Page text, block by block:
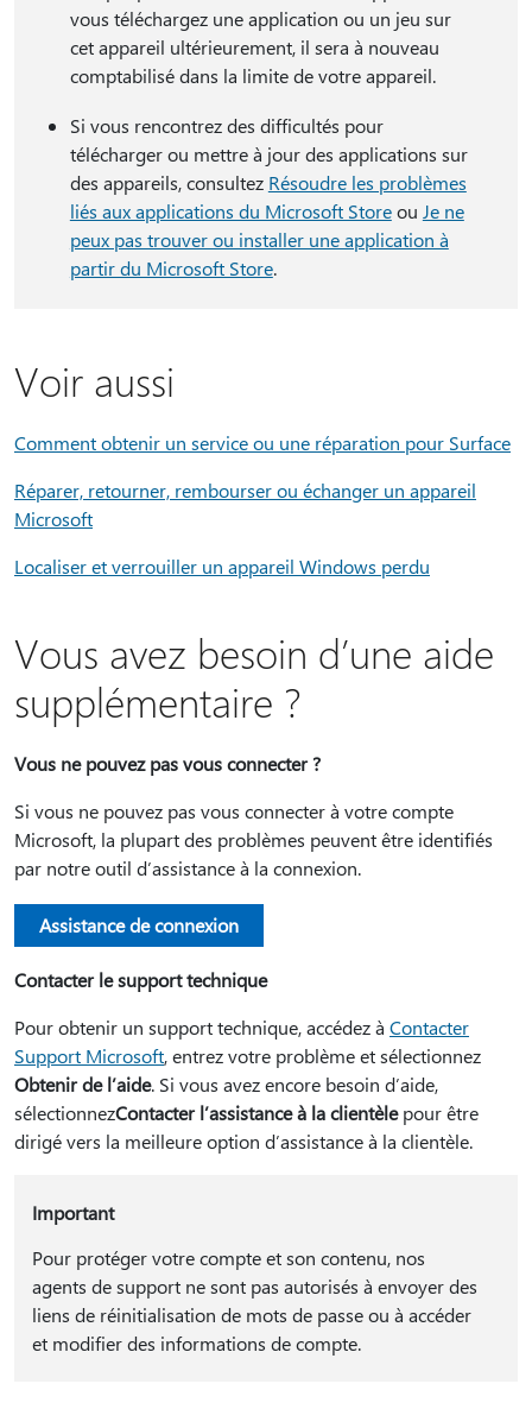
vous téléchargez une application ou un jeu sur
cet appareil ultérieurement, il sera à nouveau
comptabilisé dans la limite de votre appareil.
Si vous rencontrez des difficultés pour
télécharger ou mettre à jour des applications sur
des appareils, consultez Résoudre les problèmes
liés aux applications du Microsoft Storeou Je ne
peux pas trouver ou installer une application à
partir du Microsoft Store.
Voir aussi
Comment obtenir un service ou une réparation pour Surface
Réparer, retourner, rembourser ou échanger un appareil
Microsoft
Localiser et verrouiller un appareil Windows perdu
Vous avez besoin d’une aide
supplémentaire ?
Vous ne pouvez pas vous connecter ?
Si vous ne pouvez pas vous connecter à votre compte
Microsoft, la plupart des problèmes peuvent être identifiés
par notre outil d’assistance à la connexion.
Assistance de connexion
Contacter le support technique
Pour obtenir un support technique, accédez à Contacter
Support Microsoft, entrez votre problème et sélectionnez
Obtenir de l’aide. Si vous avez encore besoin d’aide,
sélectionnezContacter l’assistance à la clientèlepour être
dirigé vers la meilleure option d’assistance à la clientèle.
Important
Pour protéger votre compte et son contenu, nos
agents de support ne sont pas autorisés à envoyer des
liens de réinitialisation de mots de passe ou à accéder
et modifier des informations de compte.